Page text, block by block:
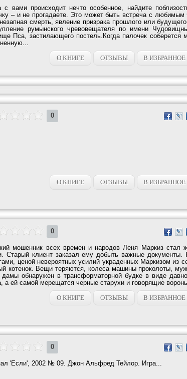
с вами происходит нечто особенное, найдите
– и не прогадаете. Это может быть встреча с любимым
смерть, явление призрака прошлого или
румынского чревовещателя по имени
Пса, застилающего постель.Когда палочек соберется
О КНИГЕ
ОТЗЫВЫ В ИЗБРАННОЕ
0
О КНИГЕ ОТЗЫВЫ В ИЗБРАННОЕ
0
мошенник всех времен и народов Леня Маркиз стал
Старый клиент заказал ему добыть важные документы.
ценой невероятных усилий украденных Маркизом из
котенок. Вещи теряются, колеса машины проколоты,
дамы обнаружен в трансформаторной будке в виде
а ей самой мерещатся черные старухи и говорящие
О КНИГЕ
ОТЗЫВЫ В ИЗБРАННОЕ
0
'Если', 2002 № 09. Джон Альфред Тейлор. Игра...